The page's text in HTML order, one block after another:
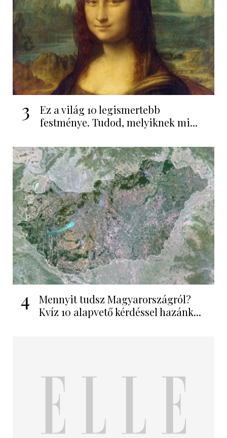
3
Ez a világ 10 legismertebb
festménye. Tudod, melyiknek mi...
4
Mennyit tudsz Magyarországról?
Kvíz 10 alapvető kérdéssel hazánk...